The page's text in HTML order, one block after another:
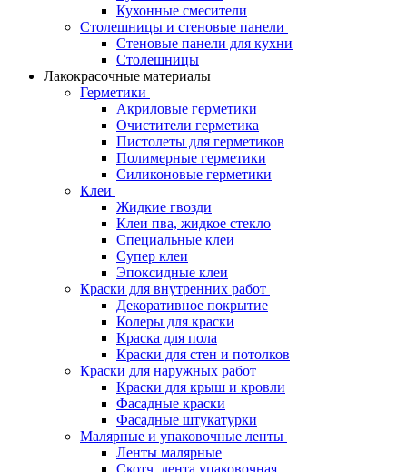
Кухонные смесители
Столешницы и стеновые панели
Стеновые панели для кухни
Столешницы
Лакокрасочные материалы
Герметики
Акриловые герметики
Очистители герметика
Пистолеты для герметиков
Полимерные герметики
Силиконовые герметики
Клеи
Жидкие гвозди
Клеи пва, жидкое стекло
Специальные клеи
Супер клеи
Эпоксидные клеи
Краски для внутренних работ
Декоративное покрытие
Колеры для краски
Краска для пола
Краски для стен и потолков
Краски для наружных работ
Краски для крыш и кровли
Фасадные краски
Фасадные штукатурки
Малярные и упаковочные ленты
Ленты малярные
Скотч, лента упаковочная